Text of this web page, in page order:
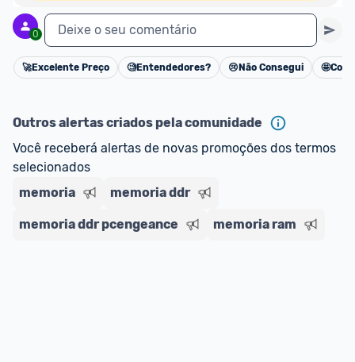
0 Deixe o seu comentário
Cancelar
🚀Excelente Preço 🧐Entendedores? 😢 Não Consegui 🤩
Outros alertas criados pela comunidade
Você receberá alertas de novas promoções dos termos
selecionados
memoria
memoria ddr
memoria ddr pcengeance memoria ram